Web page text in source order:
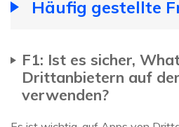
Häufig gestellte
F1: Ist es sicher,
Drittanbietern auf
verwenden?